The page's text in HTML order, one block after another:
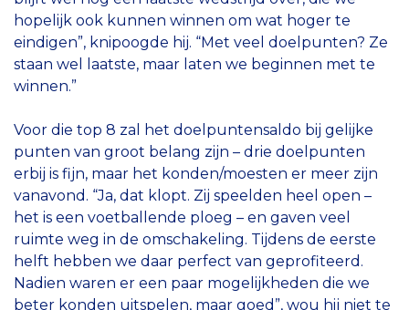
hopelijk ook kunnen winnen om wat hoger te
eindigen”, knipoogde hij. “Met veel doelpunten? Ze
staan wel laatste, maar laten we beginnen met te
winnen.”
Voor die top 8 zal het doelpuntensaldo bij gelijke
punten van groot belang zijn – drie doelpunten
erbij is fijn, maar het konden/moesten er meer zijn
vanavond. “Ja, dat klopt. Zij speelden heel open –
het is een voetballende ploeg – en gaven veel
ruimte weg in de omschakeling. Tijdens de eerste
helft hebben we daar perfect van geprofiteerd.
Nadien waren er een paar mogelijkheden die we
beter konden uitspelen, maar goed”, wou hij niet te